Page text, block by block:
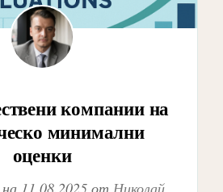
компании на
минимални
оценки